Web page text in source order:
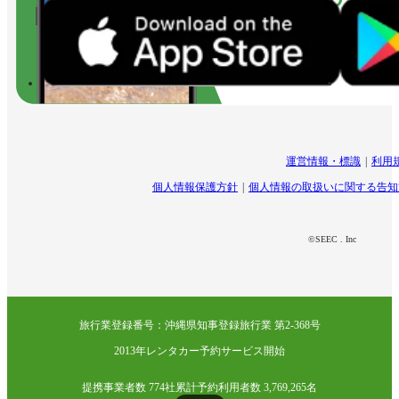
運営情報・標識 利用
個人情報保護方針 個人情報の取扱いに関する告
©SEEC . Inc
旅行業登録番号：沖縄県知事登録旅行業 第2-368号
2013年レンタカー予約サービス開始
提携事業者数 774社累計予約利用者数 3,769,265名